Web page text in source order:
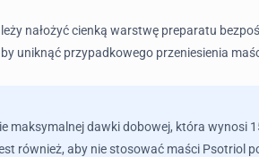
nałożyć cienką warstwę preparatu
uniknąć przypadkowego przeniesienia
maksymalnej dawki dobowej, która wynosi
również, aby nie stosować maści Psotriol